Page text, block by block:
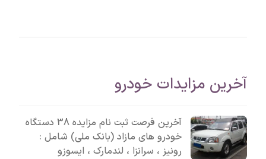
آخرین مزایدات خودرو
آخرین فرصت ثبت نام مزایده 38 دستگاه
خودرو های مازاد (بانک ملی) شامل :
رونیز ، سرانزا ، لندمارک ، ایسوزو